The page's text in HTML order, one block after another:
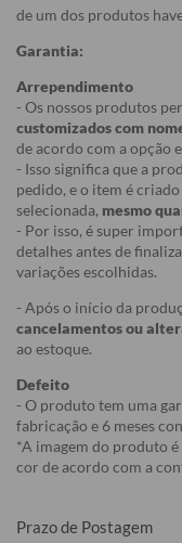
de um dos produtos
Garantia:
Arrependimento
- Os nossos produtos
customizados com
de acordo com a opção
- Isso significa que a
pedido, e o item é
selecionada, mesmo
- Por isso, é super
detalhes antes de
variações escolhidas.
- Após o início da
cancelamentos ou
ao estoque.
Defeito
- O produto tem uma
fabricação e 6 meses
*A imagem do produto
cor de acordo com a
Prazo de Postagem